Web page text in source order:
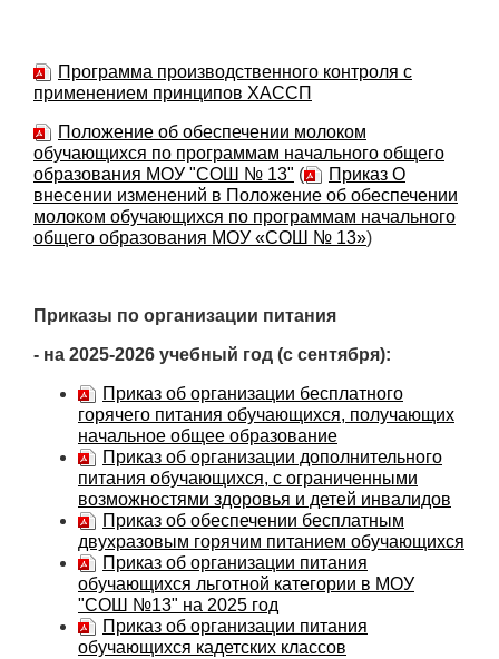
Программа производственного контроля с
применением принципов ХАССП
Положение об обеспечении молоком
обучающихся по программам начального общего
образования МОУ "СОШ № 13" (
Приказ О
внесении изменений в Положение об обеспечении
молоком обучающихся по программам начального
общего образования МОУ «СОШ № 13»)
Приказы по организации питания
- на 2025-2026 учебный год (с сентября):
Приказ об организации бесплатного
горячего питания обучающихся, получающих
начальное общее образование
Приказ об организации дополнительного
питания обучающихся, с ограниченными
возможностями здоровья и детей инвалидов
Приказ об обеспечении бесплатным
двухразовым горячим питанием обучающихся
Приказ об организации питания
обучающихся льготной категории в МОУ
"СОШ №13" на 2025 год
Приказ об организации питания
обучающихся кадетских классов